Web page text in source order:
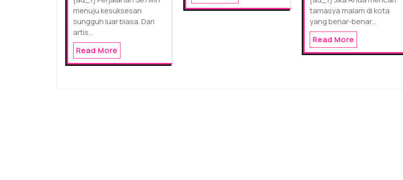
menuju kesuksesan
sungguh luar biasa. Dari
artis…
Read More
tamasya malam di kota
yang benar-benar…
Read More